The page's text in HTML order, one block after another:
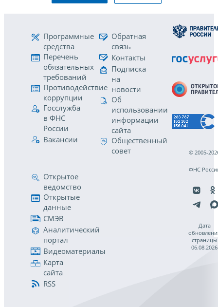
Программные
средства
Перечень
обязательных
требований
Противодействие
коррупции
Госслужба
в ФНС
России
Вакансии
Обратная
связь
Контакты
Подписка
на
новости
Об
использовании
информации
сайта
Общественный
совет
Открытое
ведомство
Открытые
данные
СМЭВ
Аналитический
портал
Видеоматериалы
Карта
сайта
RSS
© 2005-
ФНС
Дата
страницы
06.08.2026